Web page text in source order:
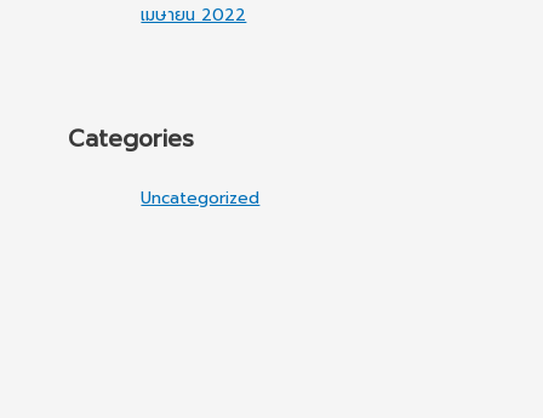
เมษายน 2022
Categories
Uncategorized